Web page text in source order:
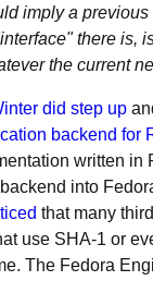
imply a
there is,
the current
did step up
backend for
written in
into
that many
use SHA-1 or
The Fedora